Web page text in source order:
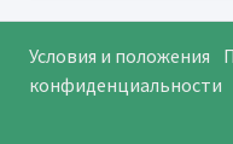
Условия и положения
конфиденциальности